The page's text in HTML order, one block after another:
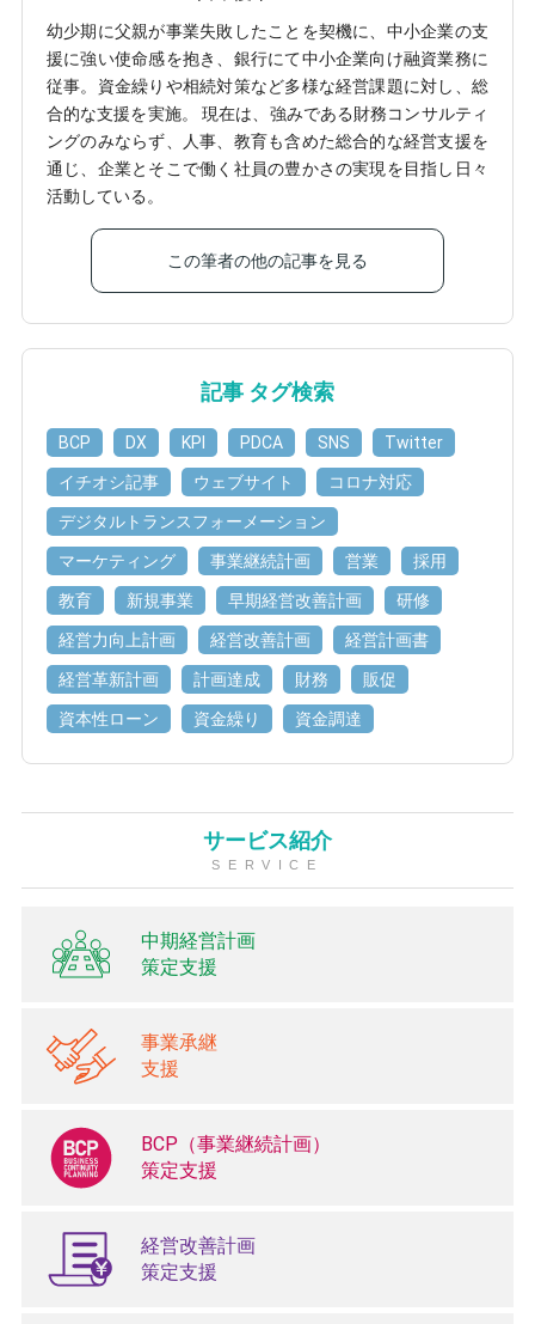
幼少期に父親が事業失敗したことを契機に、中小企業の支
援に強い使命感を抱き、銀行にて中小企業向け融資業務に
従事。資金繰りや相続対策など多様な経営課題に対し、総
合的な支援を実施。 現在は、強みである財務コンサルティ
ングのみならず、人事、教育も含めた総合的な経営支援を
通じ、企業とそこで働く社員の豊かさの実現を目指し日々
活動している。
この筆者の他の記事を見る
記事 タグ検索
BCP DX KPI PDCA SNS Twitter
イチオシ記事 ウェブサイト コロナ対応
デジタルトランスフォーメーション
マーケティング 事業継続計画 営業 採用
教育 新規事業 早期経営改善計画 研修
経営力向上計画 経営改善計画 経営計画書
経営革新計画 計画達成 財務 販促
資本性ローン 資金繰り 資金調達
サービス紹介
SERVICE
中期経営計画
策定支援
事業承継
支援
BCP（事業継続計画）
策定支援
経営改善計画
策定支援